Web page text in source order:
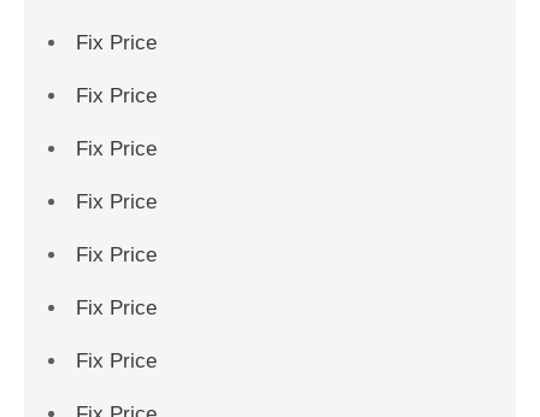
Fix Price
Fix Price
Fix Price
Fix Price
Fix Price
Fix Price
Fix Price